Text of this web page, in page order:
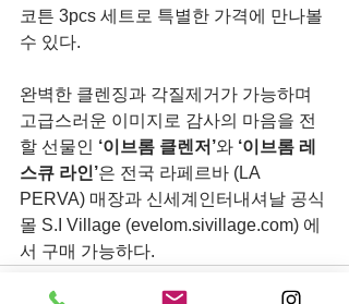
코튼 3pcs 세트로 특별한 가격에 만나볼
수 있다.
완벽한 클렌징과 각질제거가 가능하며
고급스러운 이미지로 감사의 마음을 전
할 선물인 ‘이브롬 클렌저’와 ‘이브롬 레
스큐 라인’은 전국 라페르바 (LA
PERVA) 매장과 신세계인터내셔날 공식
몰 S.I Village (evelom.sivillage.com) 에
서 구매 가능하다.